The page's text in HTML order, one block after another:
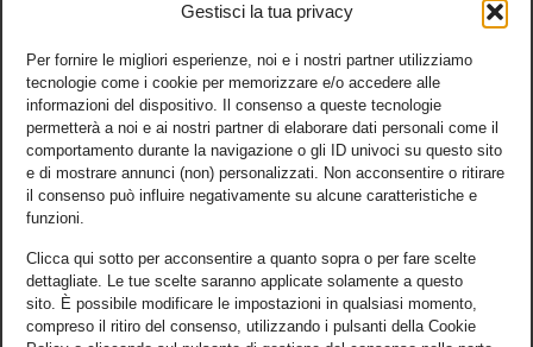
Gestisci la tua privacy
Per fornire le migliori esperienze, noi e i nostri partner utilizziamo
tecnologie come i cookie per memorizzare e/o accedere alle
informazioni del dispositivo. Il consenso a queste tecnologie
permetterà a noi e ai nostri partner di elaborare dati personali come il
comportamento durante la navigazione o gli ID univoci su questo sito
e di mostrare annunci (non) personalizzati. Non acconsentire o ritirare
il consenso può influire negativamente su alcune caratteristiche e
funzioni.
Clicca qui sotto per acconsentire a quanto sopra o per fare scelte
dettagliate. Le tue scelte saranno applicate solamente a questo
sito. È possibile modificare le impostazioni in qualsiasi momento,
compreso il ritiro del consenso, utilizzando i pulsanti della Cookie